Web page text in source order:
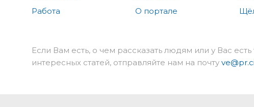
Работа
О портале
Если Вам есть, о чем рассказать людям или у Вас
интересных статей, отправляйте нам на почту